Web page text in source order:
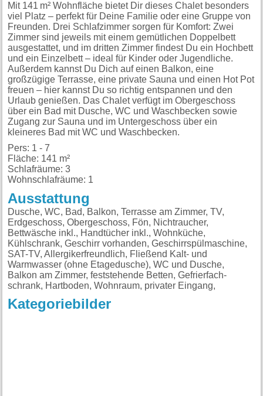
Mit 141 m² Wohnfläche bietet Dir dieses Chalet besonders
viel Platz – perfekt für Deine Familie oder eine Gruppe von
Freunden. Drei Schlafzimmer sorgen für Komfort: Zwei
Zimmer sind jeweils mit einem gemütlichen Doppelbett
ausgestattet, und im dritten Zimmer findest Du ein Hochbett
und ein Einzelbett – ideal für Kinder oder Jugendliche.
Außerdem kannst Du Dich auf einen Balkon, eine
großzügige Terrasse, eine private Sauna und einen Hot Pot
freuen – hier kannst Du so richtig entspannen und den
Urlaub genießen. Das Chalet verfügt im Obergeschoss
über ein Bad mit Dusche, WC und Waschbecken sowie
Zugang zur Sauna und im Untergeschoss über ein
kleineres Bad mit WC und Waschbecken.
Pers: 1 - 7
Fläche: 141 m²
Schlafräume: 3
Wohnschlafräume: 1
Ausstattung
Dusche, WC, Bad, Balkon, Terrasse am Zimmer, TV,
Erdgeschoss, Obergeschoss, Fön, Nichtraucher,
Bettwäsche inkl., Handtücher inkl., Wohnküche,
Kühlschrank, Geschirr vorhanden, Geschirrspülmaschine,
SAT-TV, Allergikerfreundlich, Fließend Kalt- und
Warmwasser (ohne Etagedusche), WC und Dusche,
Balkon am Zimmer, feststehende Betten, Gefrierfach-
schrank, Hartboden, Wohnraum, privater Eingang,
Kategoriebilder